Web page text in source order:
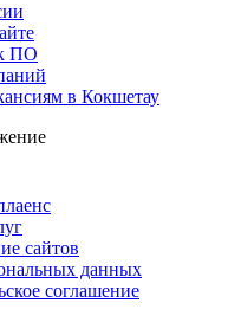
ПО
в Кокшетау
сайтов
данных
соглашение